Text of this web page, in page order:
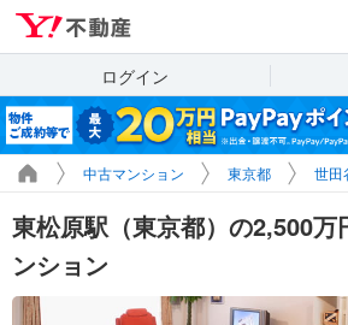
ログイン
中古マンション 東京都 世田
東松原駅（東京都）の2,500万
ンション